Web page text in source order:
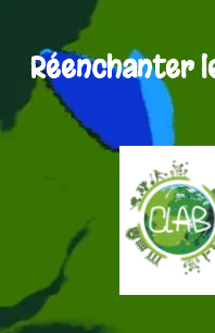
Réenchanter